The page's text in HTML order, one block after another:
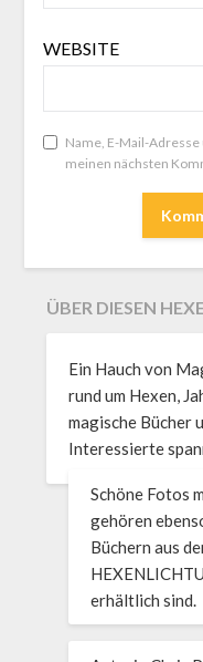
WEBSITE
Name, E-Mail-
meinen nächsten
ÜBER DIESEN
Ein Hauch von
rund um Hexen,
magische Bücher
Interessierte
Schöne Fotos
gehören
Büchern aus
erhältlich sind.